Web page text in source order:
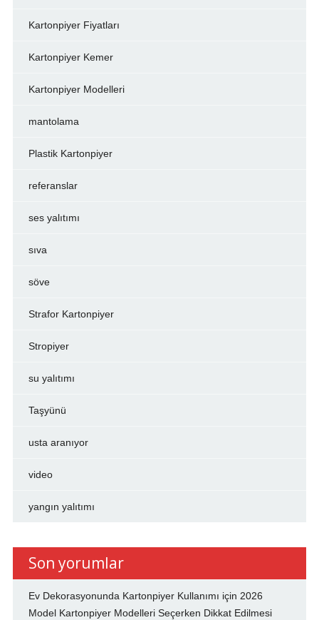
Kartonpiyer Fiyatları
Kartonpiyer Kemer
Kartonpiyer Modelleri
mantolama
Plastik Kartonpiyer
referanslar
ses yalıtımı
sıva
söve
Strafor Kartonpiyer
Stropiyer
su yalıtımı
Taşyünü
usta aranıyor
video
yangın yalıtımı
Son yorumlar
Ev Dekorasyonunda Kartonpiyer Kullanımı için 2026
Model Kartonpiyer Modelleri Seçerken Dikkat Edilmesi